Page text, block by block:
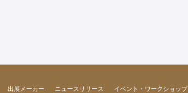
出展メーカー ニュースリリース イベント・ワークショップ